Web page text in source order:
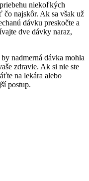
niekoľkých
najskôr. Ak sa však už
dávku preskočte a
dve dávky naraz,
nadmerná dávka mohla
zdravie. Ak si nie ste
na lekára alebo
postup.